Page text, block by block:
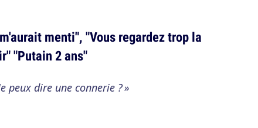
menti", "Vous regardez trop la
"Putain 2 ans"
peux dire une connerie ? »